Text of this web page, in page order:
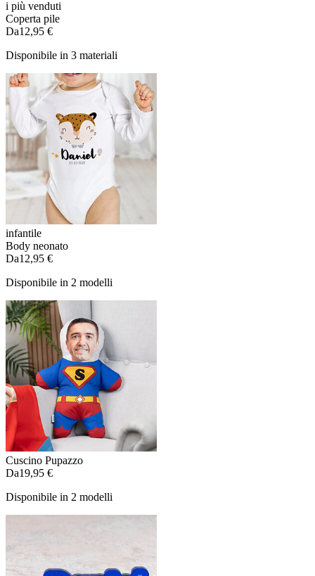
i più venduti
Coperta pile
Da12,95 €
Disponibile in 3 materiali
infantile
Body neonato
Da12,95 €
Disponibile in 2 modelli
Cuscino Pupazzo
Da19,95 €
Disponibile in 2 modelli